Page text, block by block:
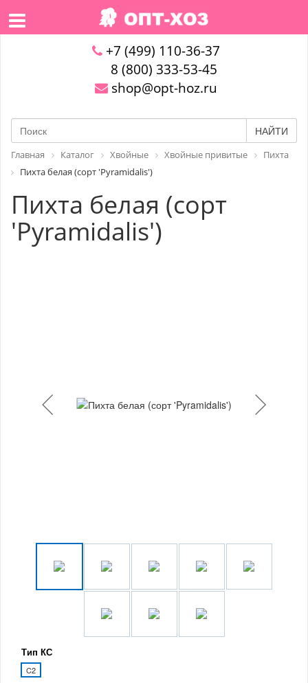
+7 (499) 110-36-37
8 (800) 333-53-45
shop@opt-hoz.ru
НАЙТИ
Главная Каталог Хвойные Хвойные привитые
Пихта
Пихта белая (сорт 'Pyramidalis')
Пихта белая (сорт
'Pyramidalis')
Тип КС
C2